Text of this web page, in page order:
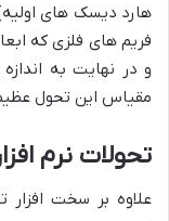
هارد دیسک های
و در نهایت به
مقیاس این تحول
تحولات نرم
علاوه بر سخت افزار